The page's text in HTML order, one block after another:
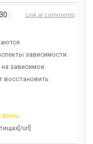
Link al commento
зависимости.
зависимое
восстановить
domu-
url]